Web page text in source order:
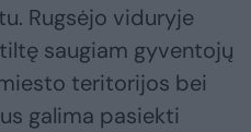
Rugsėjo viduryje
saugiam gyventojų
teritorijos bei
galima pasiekti